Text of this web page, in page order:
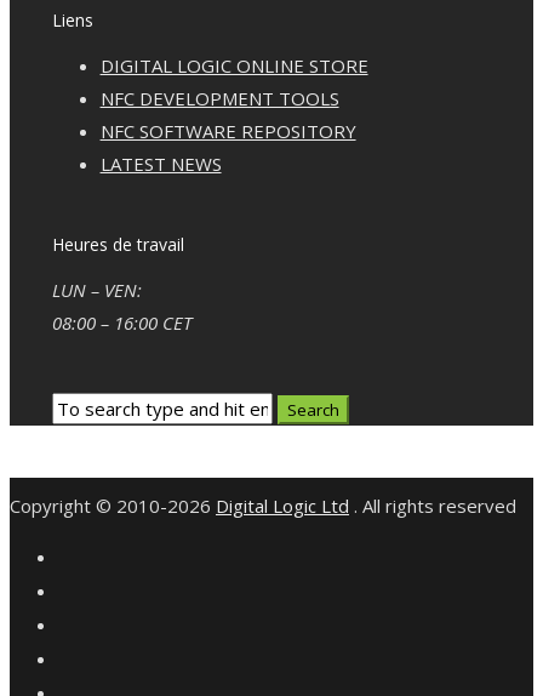
Liens
DIGITAL LOGIC ONLINE STORE
NFC DEVELOPMENT TOOLS
NFC SOFTWARE REPOSITORY
LATEST NEWS
Heures de travail
LUN – VEN:
08:00 – 16:00 CET
Copyright © 2010-2026 Digital Logic Ltd . All rights reserved